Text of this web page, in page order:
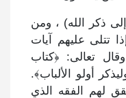
ذكر الله) ، ومن
تتلى عليهم آيات
تعالى: ﴿كتاب
أولو الألباب﴾.
لهم الفقه الذي